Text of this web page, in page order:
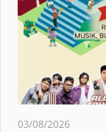
03/08/2026